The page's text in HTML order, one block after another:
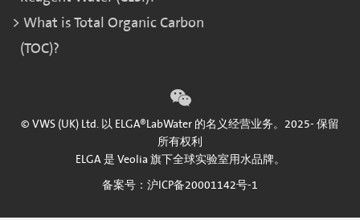
What is Total Organic Carbon
(TOC)?
© VWS (UK) Ltd. 以 ELGA®LabWater 的名义经营业务。2025- 保留
所有权利
ELGA 是 Veolia 旗下全球实验室用水品牌。
备案号：沪ICP备20001142号-1